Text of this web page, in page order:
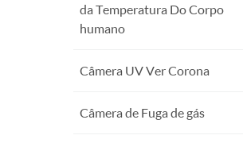
da Temperatura Do Corpo
humano
Câmera UV Ver Corona
Câmera de Fuga de gás